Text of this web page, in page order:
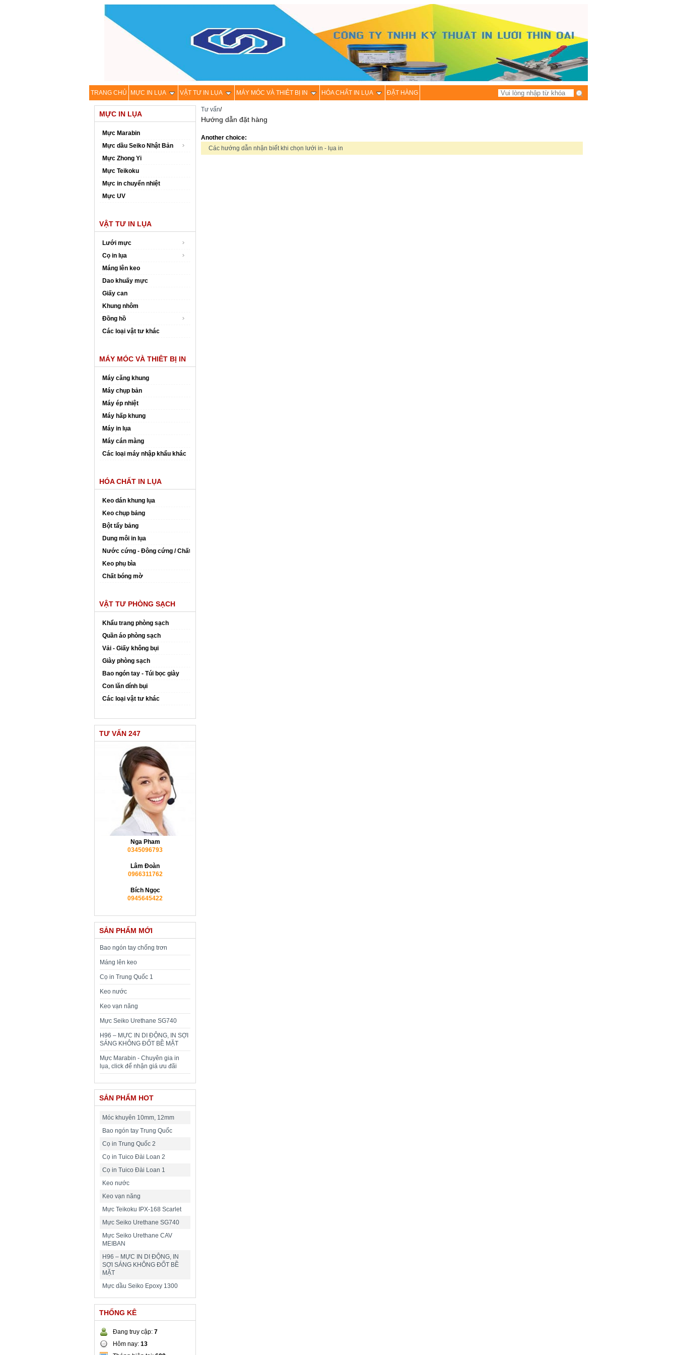
TRANG CHỦ MỰC IN LỤA VẬT TƯ IN LỤA MÁY MÓC VÀ THIÊT BỊ IN HÓA CHẤT IN LỤA ĐẶT HÀNG
MỰC IN LỤA
Mực Marabin
Mực dầu Seiko Nhật Bản
Mực Zhong Yi
Mực Teikoku
Mực in chuyển nhiệt
Mực UV
VẬT TƯ IN LỤA
Lưới mực
Cọ in lụa
Máng lên keo
Dao khuấy mực
Giấy can
Khung nhôm
Đồng hồ
Các loại vật tư khác
MÁY MÓC VÀ THIÊT BỊ IN
Máy căng khung
Máy chụp bản
Máy ép nhiệt
Máy hấp khung
Máy in lụa
Máy cán màng
Các loại máy nhập khẩu khác
HÓA CHẤT IN LỤA
Keo dán khung lụa
Keo chụp bảng
Bột tẩy bảng
Dung môi in lụa
Nước cứng - Đông cứng / Chất đóng rắn
Keo phụ bìa
Chất bóng mờ
VẬT TƯ PHÒNG SẠCH
Khẩu trang phòng sạch
Quần áo phòng sạch
Vải - Giấy không bụi
Giày phòng sạch
Bao ngón tay - Túi bọc giày
Con lăn dính bụi
Các loại vật tư khác
TƯ VẤN 247
Nga Pham
0345096793
Lâm Đoàn
0966311762
Bích Ngọc
0945645422
SẢN PHẨM MỚI
Bao ngón tay chống trơn
Máng lên keo
Cọ in Trung Quốc 1
Keo nước
Keo vạn năng
Mực Seiko Urethane SG740
H96 – MỰC IN DI ĐỘNG, IN SỢI
SÁNG KHÔNG ĐỐT BỀ MẶT
Mực Marabin - Chuyên gia in
lụa, click để nhận giá ưu đãi
SẢN PHẨM HOT
Móc khuyên 10mm, 12mm
Bao ngón tay Trung Quốc
Cọ in Trung Quốc 2
Cọ in Tuico Đài Loan 2
Cọ in Tuico Đài Loan 1
Keo nước
Keo vạn năng
Mực Teikoku IPX-168 Scarlet
Mực Seiko Urethane SG740
Mực Seiko Urethane CAV
MEIBAN
H96 – MỰC IN DI ĐỘNG, IN
SỢI SÁNG KHÔNG ĐỐT BỀ
MẶT
Mực dầu Seiko Epoxy 1300
THỐNG KÊ
Đang truy cập: 7
Hôm nay: 13
Tư vấn/
Hướng dẫn đặt hàng
Another choice:
Các hướng dẫn nhận biết khi chọn lưới in - lụa in